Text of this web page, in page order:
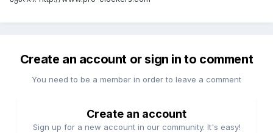
Create an account or sign in to comment
You need to be a member in order to leave a comment
Create an account
Sign up for a new account in our community. It's easy!